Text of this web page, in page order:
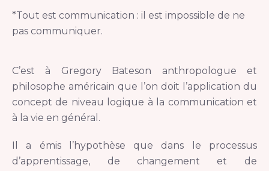
*Tout est communication : il est impossible de ne
pas communiquer.
C’est à Gregory Bateson anthropologue et
philosophe américain que l’on doit l’application du
concept de niveau logique à la communication et
à la vie en général.
Il a émis l’hypothèse que dans le processus
d’apprentissage, de changement et de